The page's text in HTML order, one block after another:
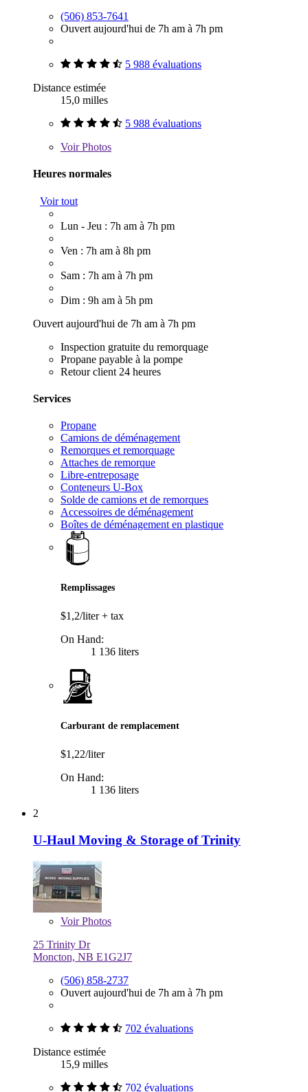
(506) 853-7641
Ouvert aujourd'hui de 7h am à 7h pm
5 988 évaluations
Distance estimée
15,0 milles
5 988 évaluations
VoirPhotos
Heures normales
Voir tout
Lun - Jeu : 7h am à 7h pm
Ven : 7h am à 8h pm
Sam : 7h am à 7h pm
Dim : 9h am à 5h pm
Ouvert aujourd'hui de 7h am à 7h pm
Inspection gratuite du remorquage
Propane payable à la pompe
Retour client 24 heures
Services
Propane
Camions de déménagement
Remorques et remorquage
Attaches de remorque
Libre-entreposage
Conteneurs U-Box
Solde de camions et de remorques
Accessoires de déménagement
Boîtes de déménagement en plastique
Remplissages
$1,2/liter+ tax
On Hand:
1 136 liters
Carburant de remplacement
$1,22/liter
On Hand:
1 136 liters
2
U-Haul Moving & Storage of Trinity
VoirPhotos
25 Trinity Dr
Moncton, NB E1G2J7
(506) 858-2737
Ouvert aujourd'hui de 7h am à 7h pm
702 évaluations
Distance estimée
15,9 milles
702 évaluations